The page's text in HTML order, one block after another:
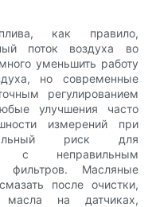
как правило,
поток воздуха во
уменьшить работу
но современные
регулированием
улучшения часто
измерений при
риск для
с неправильным
фильтров. Масляные
после очистки,
масла на датчиках,